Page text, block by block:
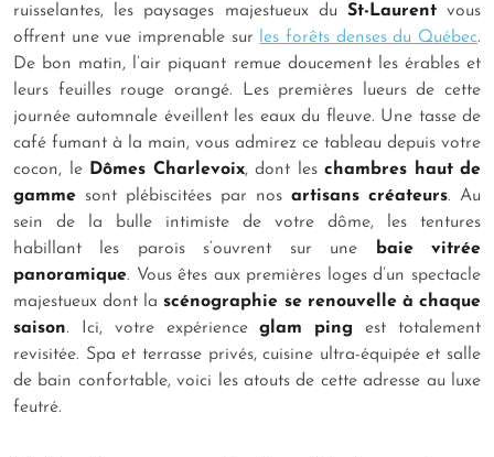
ruisselantes, les paysages majestueux du St-Laurentvous
offrent une vue imprenable sur les forêts denses du Québec.
De bon matin, l’air piquant remue doucement les érables et
leurs feuilles rouge orangé. Les premières lueurs de cette
journée automnale éveillent les eaux du fleuve. Une tasse de
café fumant à la main, vous admirez ce tableau depuis votre
cocon, le Dômes Charlevoix, dont les chambres haut de
gamme sont plébiscitées par nos artisans créateurs. Au
sein de la bulle intimiste de votre dôme, les tentures
habillant les parois s’ouvrent sur une baie vitrée
panoramique. Vous êtes aux premières loges d’un spectacle
majestueux dont lascénographie se renouvelle à chaque
saison. Ici, votre expérienceglam ping est totalement
revisitée. Spa et terrasse privés, cuisine ultra-équipée et salle
de bain confortable, voici les atouts de cette adresse au luxe
feutré.